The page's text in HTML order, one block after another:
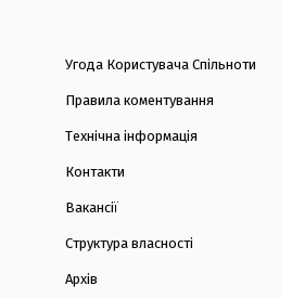
Угода Користувача Спільноти
Правила коментування
Технічна інформація
Контакти
Вакансії
Структура власності
Архів